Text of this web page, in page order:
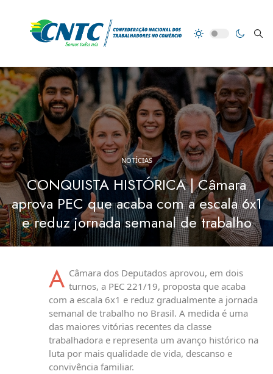
NOTÍCIAS
CONQUISTA HISTÓRICA | Câmara
aprova PEC que acaba com a escala 6x1
e reduz jornada semanal de trabalho
A Câmara dos Deputados aprovou, em dois
turnos, a PEC 221/19, proposta que acaba
com a escala 6x1 e reduz gradualmente a jornada
semanal de trabalho no Brasil. A medida é uma
das maiores vitórias recentes da classe
trabalhadora e representa um avanço histórico na
luta por mais qualidade de vida, descanso e
convivência familiar.